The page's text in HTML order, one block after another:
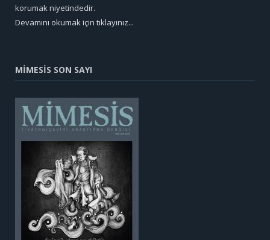
korumak niyetindedir.
Devamını okumak için tıklayınız...
MİMESİS SON SAYI